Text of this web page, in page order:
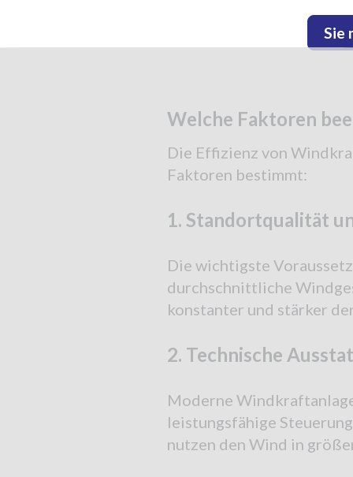
Sie
Welche Faktoren
Die Effizienz von
Faktoren bestimmt:
1. Standortqualität
Die wichtigste
durchschnittliche
konstanter und stärker
2. Technische
Moderne
leistungsfähige
nutzen den Wind in